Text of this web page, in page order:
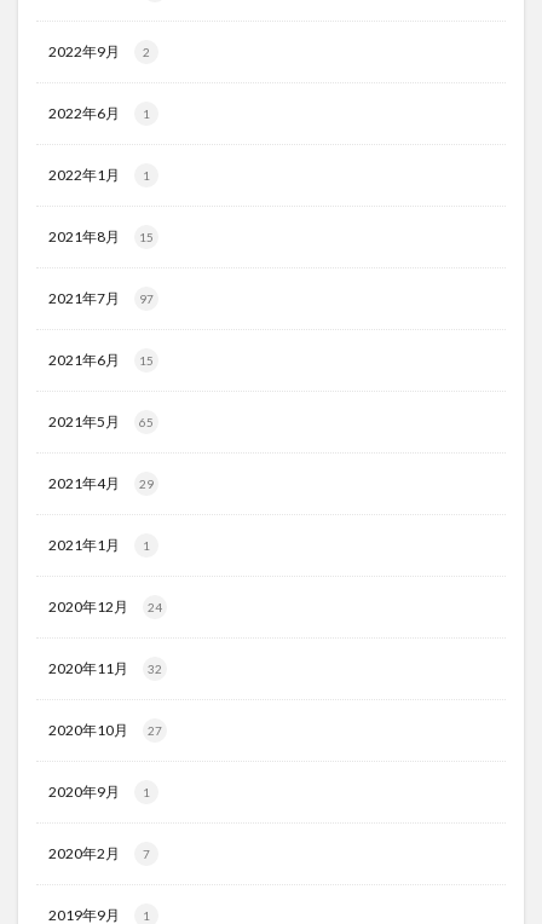
2022年9月 2
2022年6月 1
2022年1月 1
2021年8月 15
2021年7月 97
2021年6月 15
2021年5月 65
2021年4月 29
2021年1月 1
2020年12月 24
2020年11月 32
2020年10月 27
2020年9月 1
2020年2月 7
2019年9月 1